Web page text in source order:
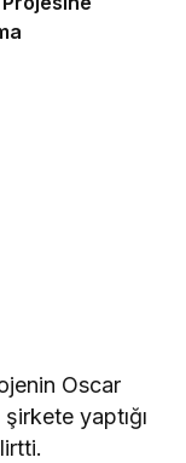
Oscar
yaptığı